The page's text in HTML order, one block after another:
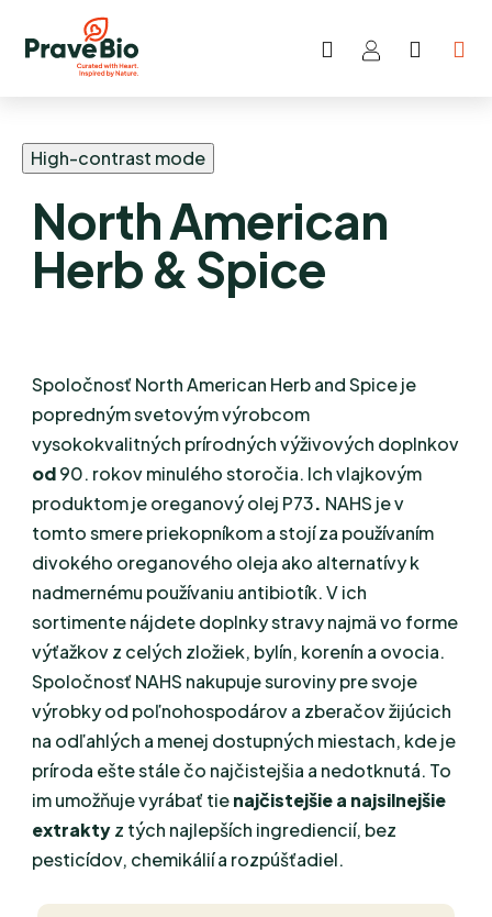
Prejsť
Hľadať
High-contrast mode
North American
Herb & Spice
Spoločnosť North American Herb and Spice je
popredným svetovým výrobcom
vysokokvalitných prírodných výživových doplnkov
od90. rokov minulého storočia. Ich vlajkovým
produktom je oreganový olej P73. NAHS je v
tomto smere priekopníkom a stojí za používaním
divokého oreganového oleja ako alternatívy k
nadmernému používaniu antibiotík. V ich
sortimente nájdete doplnky stravy najmä vo forme
výťažkov z celých zložiek, bylín, korenín a ovocia.
Spoločnosť NAHS nakupuje suroviny pre svoje
výrobky od poľnohospodárov a zberačov žijúcich
na odľahlých a menej dostupných miestach, kde je
príroda ešte stále čo najčistejšia a nedotknutá. To
im umožňuje vyrábať tienajčistejšie a najsilnejšie
extraktyz tých najlepších ingrediencií, bez
pesticídov, chemikálií a rozpúšťadiel.